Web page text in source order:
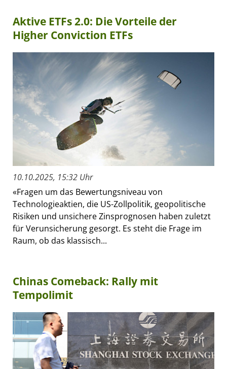
Aktive ETFs 2.0: Die Vorteile der
Higher Conviction ETFs
10.10.2025, 15:32 Uhr
«Fragen um das Bewertungsniveau von
Technologieaktien, die US-Zollpolitik, geopolitische
Risiken und unsichere Zinsprognosen haben zuletzt
für Verunsicherung gesorgt. Es steht die Frage im
Raum, ob das klassisch...
Chinas Comeback: Rally mit
Tempolimit